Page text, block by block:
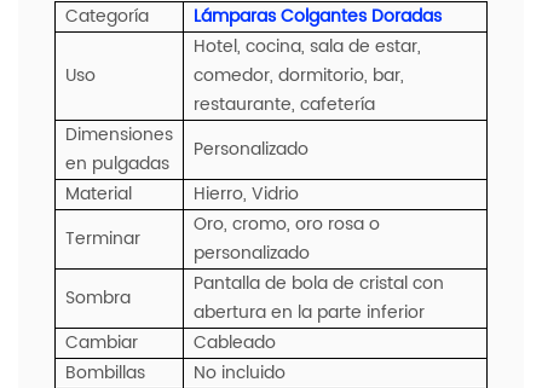
Categoría Lámparas Colgantes Doradas
Uso
Hotel, cocina, sala de estar,
comedor, dormitorio, bar,
restaurante, cafetería
Dimensiones
en pulgadas
Personalizado
Material
Hierro, Vidrio
Terminar
Oro, cromo, oro rosa o
personalizado
Sombra
Pantalla de bola de cristal con
abertura en la parte inferior
Cambiar
Cableado
Bombillas
No incluido